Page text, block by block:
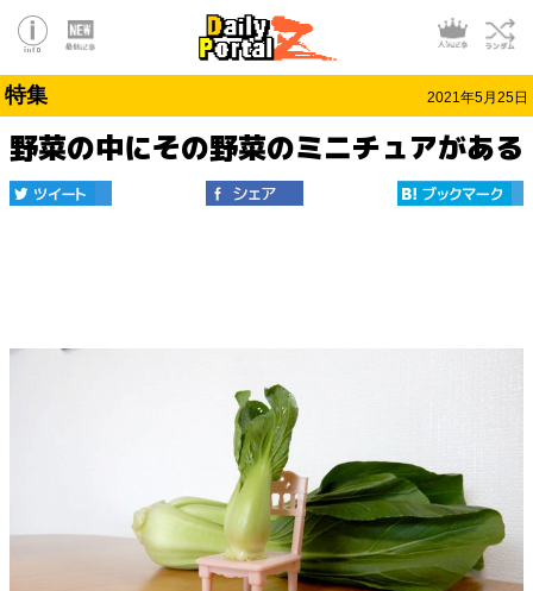
特集 2021年5月25日
野菜の中にその野菜のミニチュアがある